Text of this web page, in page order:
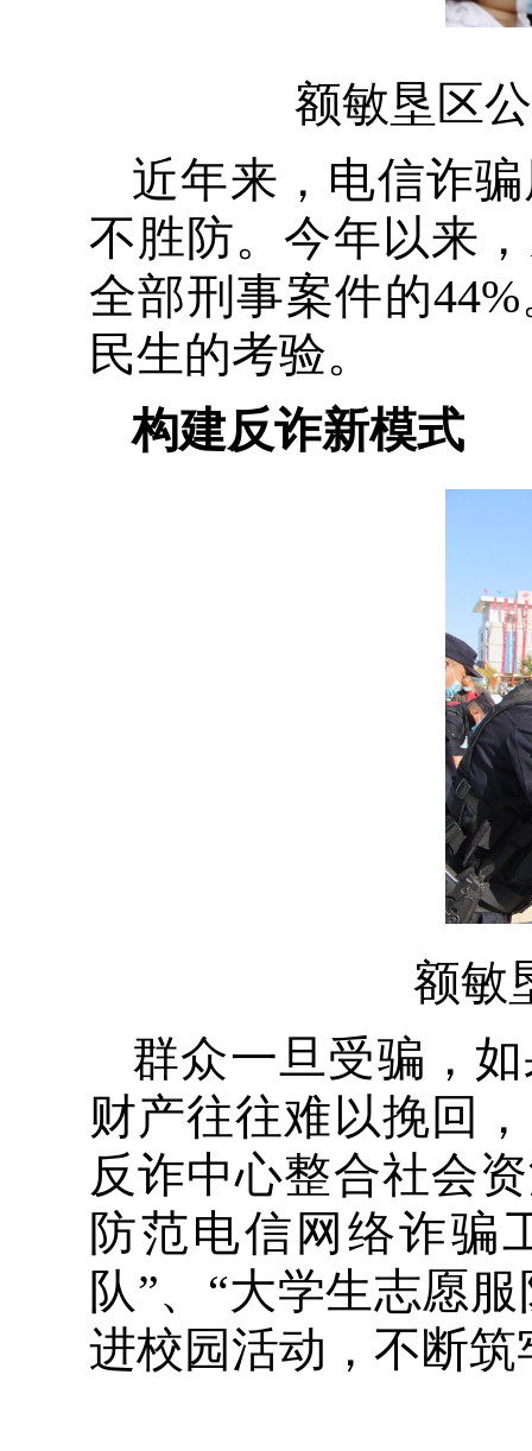
额敏垦区
近年来，电信诈
不胜防。今年以来
全部刑事案件的
民生的考验。
构建反诈新模式
额敏
群众一旦受骗，
财产往往难以挽回
反诈中心整合社会
防范电信网络诈骗
队”、“大学生志愿
进校园活动，不断